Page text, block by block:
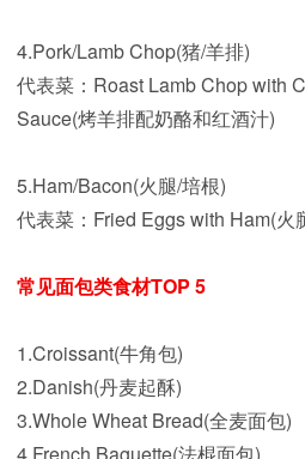
4.Pork/Lamb Chop(猪/羊排)
代表菜：Roast Lamb Chop with
Sauce(烤羊排配奶酪和红酒汁)
5.Ham/Bacon(火腿/培根)
代表菜：Fried Eggs with Ham(火
常见面包类食材TOP 5
1.Croissant(牛角包)
2.Danish(丹麦起酥)
3.Whole Wheat Bread(全麦面包)